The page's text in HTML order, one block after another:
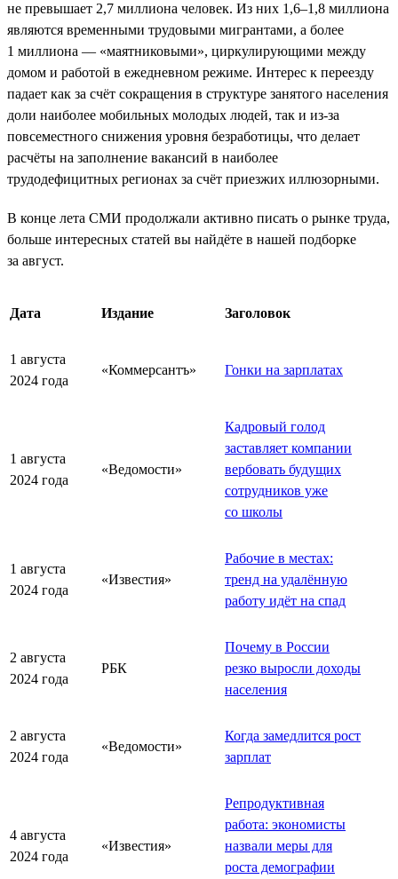
не превышает 2,7 миллиона человек. Из них 1,6–1,8 миллиона
являются временными трудовыми мигрантами, а более
1 миллиона — «маятниковыми», циркулирующими между
домом и работой в ежедневном режиме. Интерес к переезду
падает как за счёт сокращения в структуре занятого населения
доли наиболее мобильных молодых людей, так и из-за
повсеместного снижения уровня безработицы, что делает
расчёты на заполнение вакансий в наиболее
трудодефицитных регионах за счёт приезжих иллюзорными.
В конце лета СМИ продолжали активно писать о рынке труда,
больше интересных статей вы найдёте в нашей подборке
за август.
Дата Издание Заголовок
1 августа
2024 года
«Коммерсантъ» Гонки на зарплатах
1 августа
2024 года
«Ведомости»
Кадровый голод
заставляет компании
вербовать будущих
сотрудников уже
со школы
1 августа
2024 года
«Известия»
Рабочие в местах:
тренд на удалённую
работу идёт на спад
2 августа
2024 года
РБК
Почему в России
резко выросли доходы
населения
2 августа
2024 года
«Ведомости»
Когда замедлится рост
зарплат
4 августа
2024 года
«Известия»
Репродуктивная
работа: экономисты
назвали меры для
роста демографии